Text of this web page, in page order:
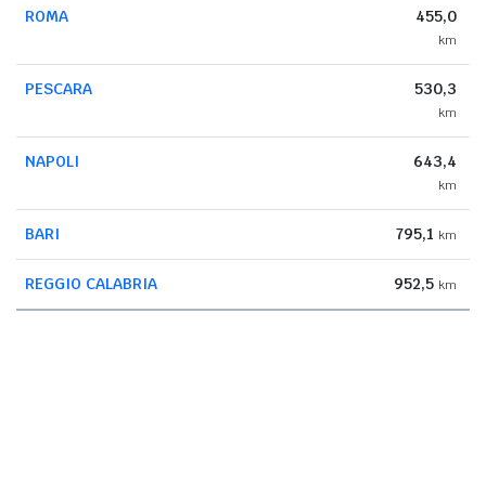
ROMA 455,0
km
PESCARA 530,3
km
NAPOLI 643,4
km
BARI 795,1 km
REGGIO CALABRIA 952,5 km